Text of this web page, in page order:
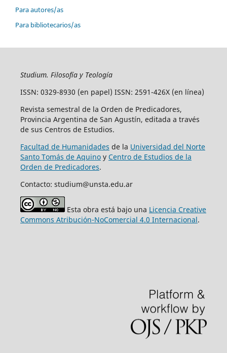
Para autores/as
Para bibliotecarios/as
Studium. Filosofía y Teología
ISSN: 0329-8930 (en papel) ISSN: 2591-426X (en línea)
Revista semestral de la Orden de Predicadores,
Provincia Argentina de San Agustín, editada a través
de sus Centros de Estudios.
Facultad de Humanidades de la Universidad del Norte
Santo Tomás de Aquinoy Centro de Estudios de la
Orden de Predicadores.
Contacto: studium@unsta.edu.ar
Esta obra está bajo una Licencia Creative
Commons Atribución-NoComercial 4.0 Internacional.